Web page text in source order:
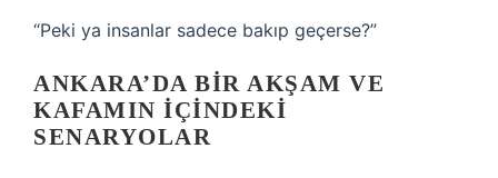
“Peki ya insanlar sadece bakıp geçerse?”
ANKARA’DA BIR AKŞAM VE
KAFAMIN İÇINDEKI
SENARYOLAR